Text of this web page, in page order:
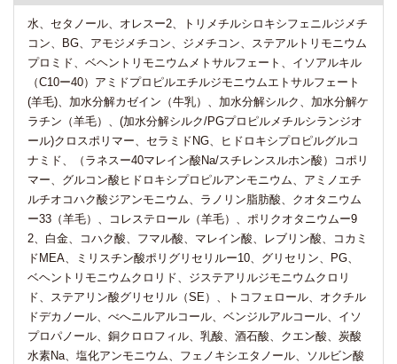
水、セタノール、オレスー2、トリメチルシロキシフェニルジメチ
コン、BG、アモジメチコン、ジメチコン、ステアルトリモニウム
プロミド、ベヘントリモニウムメトサルフェート、イソアルキル
（C10ー40）アミドプロピルエチルジモニウムエトサルフェート
(羊毛)、加水分解カゼイン（牛乳）、加水分解シルク、加水分解ケ
ラチン（羊毛）、(加水分解シルク/PGプロピルメチルシランジオ
ール)クロスポリマー、セラミドNG、ヒドロキシプロピルグルコ
ナミド、（ラネスー40マレイン酸Na/スチレンスルホン酸）コポリ
マー、グルコン酸ヒドロキシプロピルアンモニウム、アミノエチ
ルチオコハク酸ジアンモニウム、ラノリン脂肪酸、クオタニウム
ー33（羊毛）、コレステロール（羊毛）、ポリクオタニウムー9
2、白金、コハク酸、フマル酸、マレイン酸、レブリン酸、コカミ
ドMEA、ミリスチン酸ポリグリセリルー10、グリセリン、PG、
ベヘントリモニウムクロリド、ジステアリルジモニウムクロリ
ド、ステアリン酸グリセリル（SE）、トコフェロール、オクチル
ドデカノール、べへニルアルコール、ベンジルアルコール、イソ
プロパノール、銅クロロフィル、乳酸、酒石酸、クエン酸、炭酸
水素Na、塩化アンモニウム、フェノキシエタノール、ソルビン酸